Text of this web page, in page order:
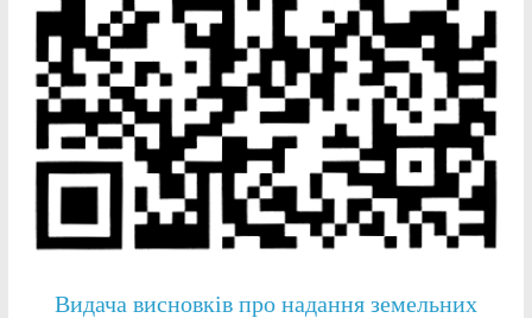
Видача висновків про надання земельних